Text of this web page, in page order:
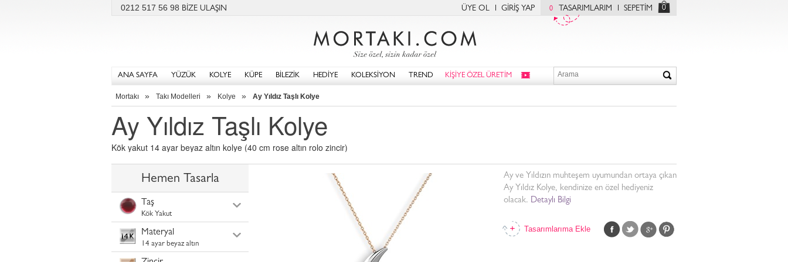
0212 517 56 98 BİZE ULAŞIN ÜYE OL GİRİŞ YAP 0 TASARIMLARIM SEPETİM 0
ANA SAYFA YÜZÜK KOLYE KÜPE BİLEZİK HEDİYE KOLEKSİYON TREND KİŞİYE ÖZEL ÜRETİM
Mortakı » Takı Modelleri » Kolye » Ay Yıldız Taşlı Kolye
Ay Yıldız Taşlı Kolye
Kök yakut 14 ayar beyaz altın kolye (40 cm rose altın rolo zincir)
Hemen Tasarla
Taş
Kök Yakut
Materyal
14 ayar beyaz altın
Ay ve Yıldızın muhteşem uyumundan ortaya çıkan
Ay Yıldız Kolye, kendinize en özel hediyeniz
olacak. Detaylı Bilgi
Tasarımlarıma Ekle